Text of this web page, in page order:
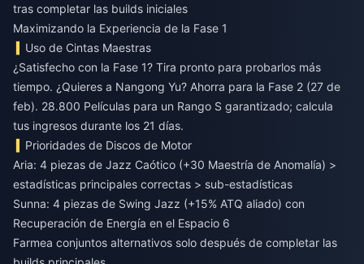
tras completar las builds iniciales
Maximizando la Experiencia de la Fase 1
Uso de Cintas Maestras
¿Satisfecho con la Fase 1? Tira pronto para probarlos más
tiempo. ¿Quieres a Nangong Yu? Ahorra para la Fase 2 (27 de
feb). 28.800 Películas para un Rango S garantizado; calcula
tus ingresos durante los 21 días.
Prioridades de Discos de Motor
Aria: 4 piezas de Jazz Caótico (+30 Maestría de Anomalía) >
estadísticas principales correctas > sub-estadísticas
Sunna: 4 piezas de Swing Jazz (+15% ATQ aliado) con
Recuperación de Energía en el Espacio 6
Farmea conjuntos alternativos solo después de completar las